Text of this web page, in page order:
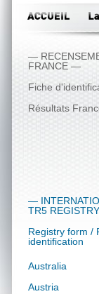
—
FRANCE —
Fiche
Résultats
—
TR5
Registry form /
identification
Australia
Austria